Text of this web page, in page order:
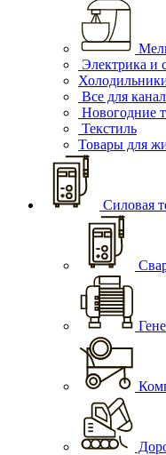
Электрика и
Все для
Новогодние
Текстиль
Товары для
Силовая